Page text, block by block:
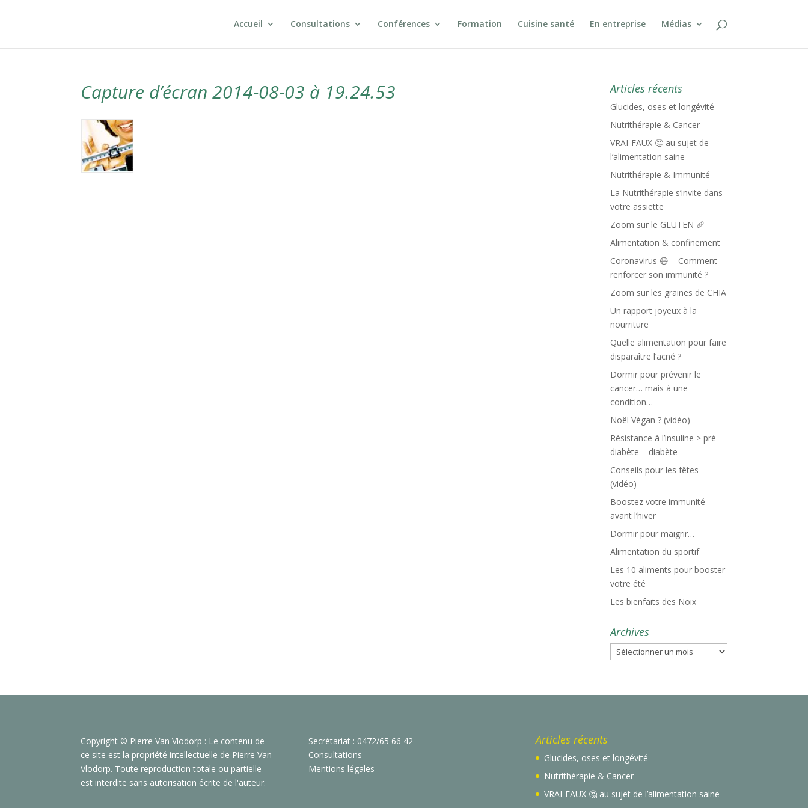
Accueil Consultations Conférences Formation Cuisine santé En entreprise Médias
Capture d’écran 2014-08-03 à 19.24.53 Articles récents
Glucides, oses et longévité
Nutrithérapie & Cancer
VRAI-FAUX 🤔 au sujet de
l’alimentation saine
Nutrithérapie & Immunité
La Nutrithérapie s’invite dans
votre assiette
Zoom sur le GLUTEN 🥖
Alimentation & confinement
Coronavirus 😷 – Comment
renforcer son immunité ?
Zoom sur les graines de CHIA
Un rapport joyeux à la
nourriture
Quelle alimentation pour faire
disparaître l’acné ?
Dormir pour prévenir le
cancer… mais à une
condition…
Noël Végan ? (vidéo)
Résistance à l’insuline > pré-
diabète – diabète
Conseils pour les fêtes
(vidéo)
Boostez votre immunité
avant l’hiver
Dormir pour maigrir…
Alimentation du sportif
Les 10 aliments pour booster
votre été
Les bienfaits des Noix
Archives
Archives
Copyright © Pierre Van Vlodorp : Le contenu de
ce site est la propriété intellectuelle de Pierre Van
Vlodorp. Toute reproduction totale ou partielle
est interdite sans autorisation écrite de l'auteur.
Secrétariat : 0472/65 66 42
Consultations
Mentions légales
Articles récents
Glucides, oses et longévité
Nutrithérapie & Cancer
VRAI-FAUX 🤔 au sujet de l’alimentation saine